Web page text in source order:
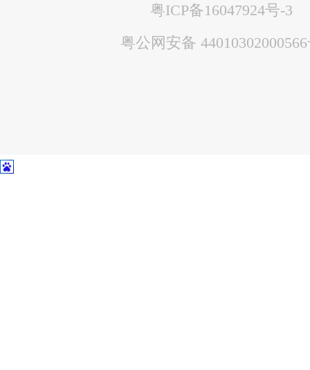
粤ICP备16047924号-3
粤公网安备